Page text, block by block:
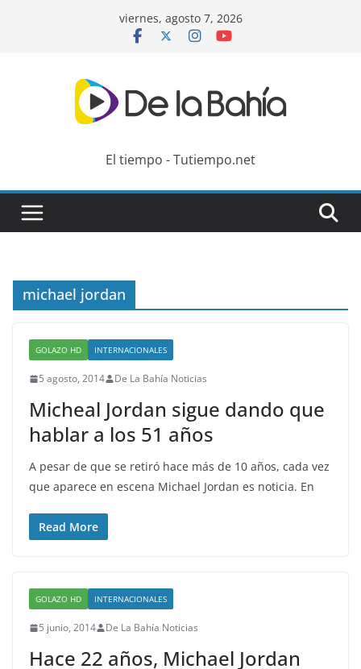
viernes, agosto 7, 2026
El tiempo - Tutiempo.net
michael jordan
GOLAZO HD INTERNACIONALES
5 agosto, 2014 De La Bahía Noticias
Micheal Jordan sigue dando que
hablar a los 51 años
A pesar de que se retiró hace más de 10 años, cada vez
que aparece en escena Michael Jordan es noticia. En
Read More
GOLAZO HD INTERNACIONALES
5 junio, 2014 De La Bahía Noticias
Hace 22 años, Michael Jordan